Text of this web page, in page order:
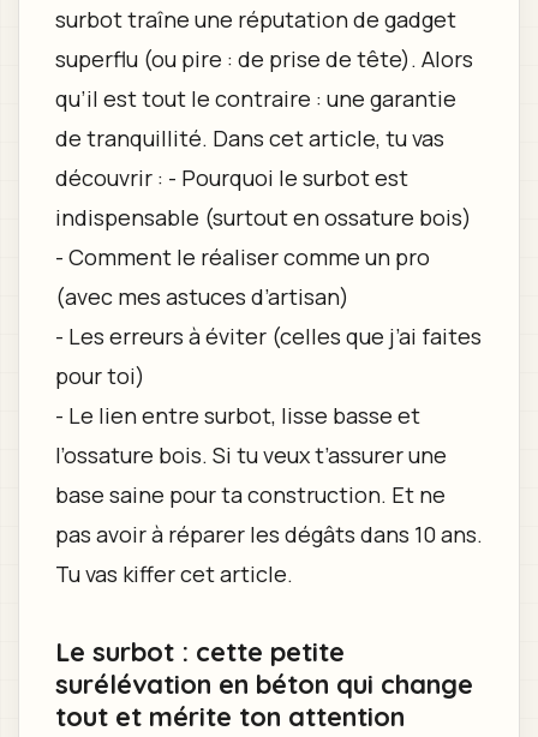
surbot traîne une réputation de gadget
superflu (ou pire : de prise de tête). Alors
qu’il est tout le contraire : une garantie
de tranquillité. Dans cet article, tu vas
découvrir : - Pourquoi le surbot est
indispensable (surtout en ossature bois)
- Comment le réaliser comme un pro
(avec mes astuces d’artisan)
- Les erreurs à éviter (celles que j’ai faites
pour toi)
- Le lien entre surbot, lisse basse et
l’ossature bois. Si tu veux t’assurer une
base saine pour ta construction. Et ne
pas avoir à réparer les dégâts dans 10 ans.
Tu vas kiffer cet article.
Le surbot : cette petite
surélévation en béton qui change
tout et mérite ton attention